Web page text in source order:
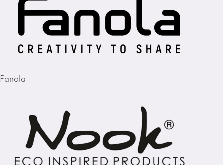
Fanola